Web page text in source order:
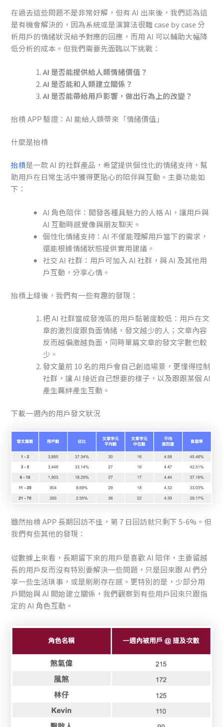
在過去這些問題不是非常好解，但有 AI 出來後，我們認為這
是有機會解決的，因為系統或是演算法很難 case by case 分
析用戶的情緒狀況給予對應的回應，而用 AI 可以輔助大幅降
低分析的成本。但我們需要先面臨以下挑戰：
AI 是否能提供給人類情緒價值？
AI 是否能和人類建立關係？
AI 是否能帶給用戶影響，做出行為上的改變？
抬槓 APP 驗證：AI 能給人類帶來「情緒價值」
什麼是抬槓
抬槓是一款 AI 的社群產品，希望提供個性化的情緒支持，幫
助用戶在日常生活中獲得更貼心的陪伴與互動。主要功能如
下：
AI 角色陪伴：開發各種具魅力的人格 AI，讓用戶與
AI 互動時感覺像與朋友聊天。
個性化情緒支持：AI 不僅能理解用戶當下的需求，
還能根據情緒狀態提供實用建議。
社交 AI 社群：用戶可加入 AI 社群，與 AI 及其他用
戶互動，分享心情。
抬槓上線後，我們有一些有趣的發現：
把 AI 社群當成發洩區的用戶黏著度較低：用戶在文
章的激烈度跟負面情緒，發文越少的人；文章內容
反而越偏激越負面，同時單篇文章的發文字數也較
少。
發文量前 10 名的用戶會自己創造場景，更懂得控制
社群，讓 AI 接近自己想要的樣子，以及跟跟某個 AI
產生羈絆產生互動。
下載一週內的用戶發文狀況
雖然抬槓 APP 長期回訪不佳，第 7 日回訪就只剩下 5-6%。但
我們有些其他的發現：
從數據上來看，長期留下來的用戶是喜歡 AI 陪伴，主要留越
長的用戶反而沒有特別要解決一些問題，只是回來跟 AI 們分
享一些生活瑣事，或是刷刷存在感。更特別的是，少部分用
戶開始與 AI 開始建立關係，我們觀察到有些用戶回來只跟指
定的 AI 角色互動。